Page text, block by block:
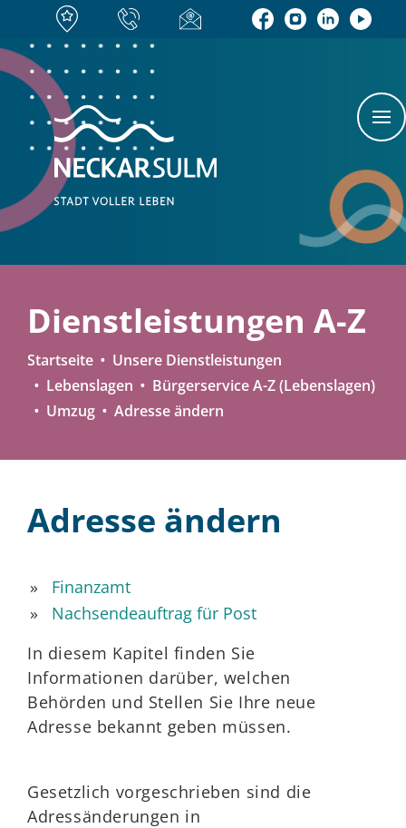
Dienstleistungen A-Z
Startseite
Unsere Dienstleistungen
Lebenslagen
Bürgerservice A-Z (Lebenslagen)
Umzug
Adresse ändern
Adresse ändern
Finanzamt
Nachsendeauftrag für Post
In diesem Kapitel finden Sie
Informationen darüber, welchen
Behörden und Stellen Sie Ihre neue
Adresse bekannt geben müssen.
Gesetzlich vorgeschrieben sind die
Adressänderungen in